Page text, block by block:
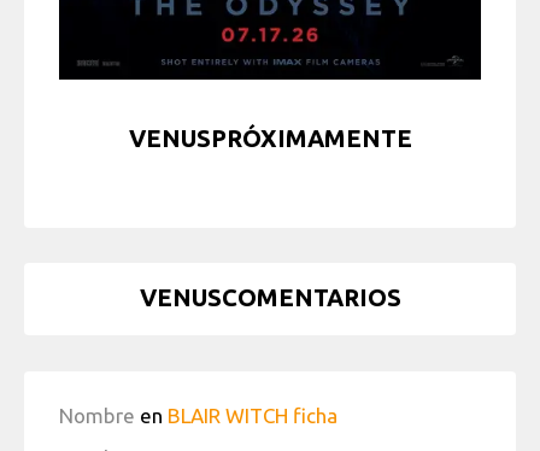
VENUSPRÓXIMAMENTE
VENUSCOMENTARIOS
Nombre en BLAIR WITCH ficha